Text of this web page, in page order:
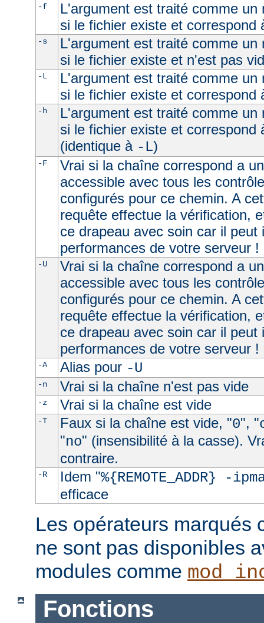
-f
L'argument est traité comme un
si le fichier existe et correspond
-s
L'argument est traité comme un
si le fichier existe et n'est pas
-L
L'argument est traité comme un
si le fichier existe et correspond
-h
L'argument est traité comme un
si le fichier existe et correspond
(identique à -L)
-F
Vrai si la chaîne correspond a
accessible avec tous les
configurés pour ce chemin. A
requête effectue la vérification,
ce drapeau avec soin car il peut
performances de votre serveur !
-U
Vrai si la chaîne correspond a
accessible avec tous les
configurés pour ce chemin. A
requête effectue la vérification,
ce drapeau avec soin car il peut
performances de votre serveur !
-A Alias pour -U
-n Vrai si la chaîne n'est pas vide
-z Vrai si la chaîne est vide
-T Faux si la chaîne est vide, "0", "
"no" (insensibilité à la casse).
contraire.
-R Idem "%{REMOTE_ADDR} -
efficace
Les opérateurs marqués
ne sont pas disponibles
modules comme
Fonctions